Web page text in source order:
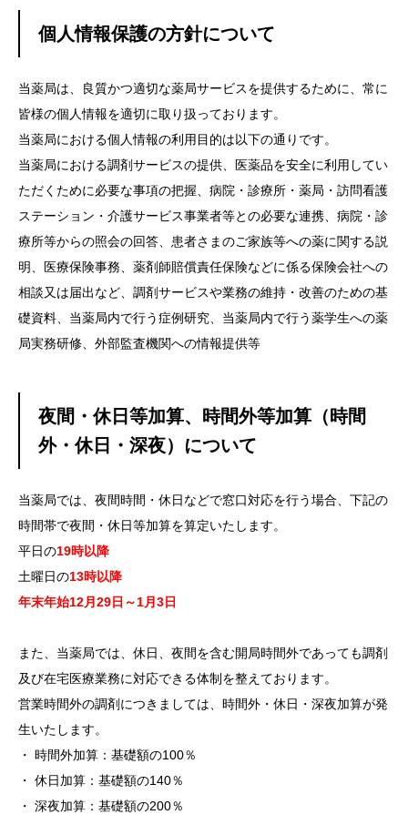
個人情報保護の方針について
当薬局は、良質かつ適切な薬局サービスを提供するために、常に
皆様の個人情報を適切に取り扱っております。
当薬局における個人情報の利用目的は以下の通りです。
当薬局における調剤サービスの提供、医薬品を安全に利用してい
ただくために必要な事項の把握、病院・診療所・薬局・訪問看護
ステーション・介護サービス事業者等との必要な連携、病院・診
療所等からの照会の回答、患者さまのご家族等への薬に関する説
明、医療保険事務、薬剤師賠償責任保険などに係る保険会社への
相談又は届出など、 調剤サービスや業務の維持・改善のための基
礎資料、当薬局内で行う症例研究、当薬局内で行う薬学生への薬
局実務研修、外部監査機関への情報提供等
夜間・休日等加算、時間外等加算（時間
外・休日・深夜）について
当薬局では、夜間時間・休日などで窓口対応を行う場合、下記の
時間帯で夜間・休日等加算を算定いたします。
平日の19時以降
土曜日の13時以降
年末年始12月29日～1月3日
また、当薬局では、休日、夜間を含む開局時間外であっても調剤
及び在宅医療業務に対応できる体制を整えております。
営業時間外の調剤につきましては、時間外・休日・深夜加算が発
生いたします。
・ 時間外加算：基礎額の100％
・ 休日加算：基礎額の140％
・ 深夜加算：基礎額の200％